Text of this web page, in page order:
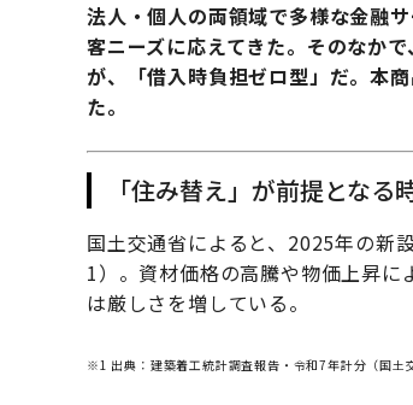
法人・個人の両領域で多様な金融
客ニーズに応えてきた。そのなか
が、「借入時負担ゼロ型」だ。本
た。
「住み替え」が前提とな
国土交通省によると、2025年の新
1）。資材価格の高騰や物価上昇
は厳しさを増している。
※1 出典：建築着工統計調査報告・令和7年計分（国土